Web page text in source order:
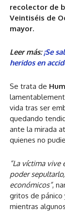
recolector de
Veintiséis de
mayor.
Leer más:¡Se
heridos en
Se trata de
vida tras ser
quedando
ante la mirada
quienes no
“La víctima
poder
económicos”,
gritos de pánico
mientras